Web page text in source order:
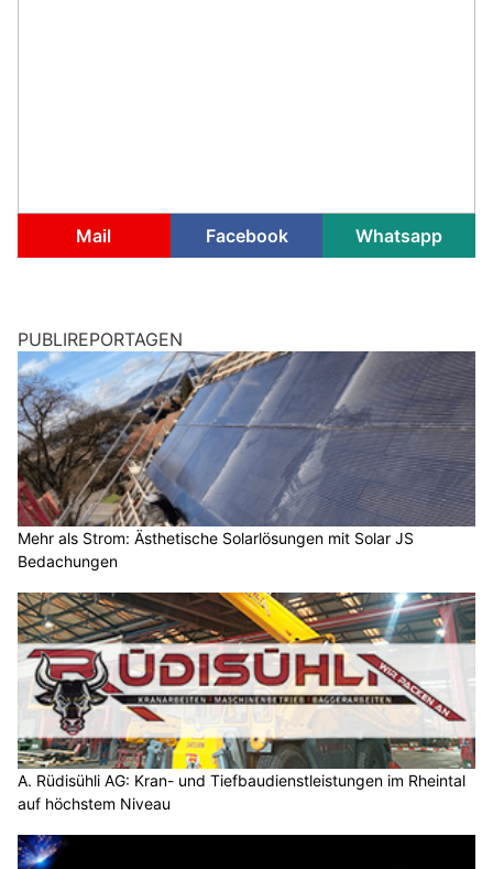
Mail Facebook Whatsapp
PUBLIREPORTAGEN
Mehr als Strom: Ästhetische Solarlösungen mit Solar JS
Bedachungen
A. Rüdisühli AG: Kran- und Tiefbaudienstleistungen im Rheintal
auf höchstem Niveau